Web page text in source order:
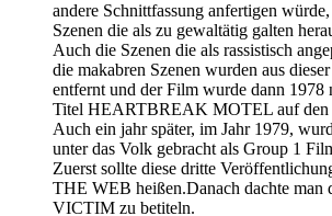
andere Schnittfassung anfertigen
Szenen die als zu gewaltätig galten
Auch die Szenen die als rassistisch
die makabren Szenen wurden aus
entfernt und der Film wurde dann 1978
Titel HEARTBREAK MOTEL auf den
Auch ein jahr später, im Jahr 1979,
unter das Volk gebracht als Group 1
Zuerst sollte diese dritte
THE WEB heißen.Danach dachte man
VICTIM zu betiteln.